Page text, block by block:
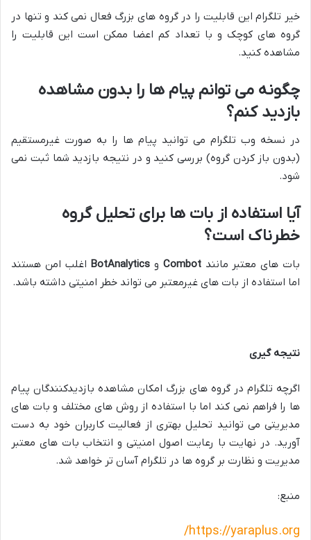
خیر تلگرام این قابلیت را در گروه های بزرگ فعال نمی کند و تنها در
گروه های کوچک و با تعداد کم اعضا ممکن است این قابلیت را
مشاهده کنید.
چگونه می توانم پیام ها را بدون مشاهده
بازدید کنم؟
در نسخه وب تلگرام می توانید پیام ها را به صورت غیرمستقیم
(بدون باز کردن گروه) بررسی کنید و در نتیجه بازدید شما ثبت نمی
شود.
آیا استفاده از بات ها برای تحلیل گروه
خطرناک است؟
بات های معتبر مانندCombot و BotAnalytics اغلب امن هستند
اما استفاده از بات های غیرمعتبر می تواند خطر امنیتی داشته باشد.
نتیجه گیری
اگرچه تلگرام در گروه های بزرگ امکان مشاهده بازدیدکنندگان پیام
ها را فراهم نمی کند اما با استفاده از روش های مختلف و بات های
مدیریتی می توانید تحلیل بهتری از فعالیت کاربران خود به دست
آورید. در نهایت با رعایت اصول امنیتی و انتخاب بات های معتبر
مدیریت و نظارت بر گروه ها در تلگرام آسان تر خواهد شد.
منبع:
https://yaraplus.org/